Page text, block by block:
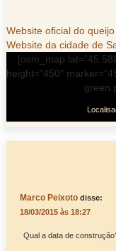
Website oficial do
Website da cidade de
[osm_map
height=”450″
Marco Peixoto disse:
18/03/2015 às 18:27
Qual a data de